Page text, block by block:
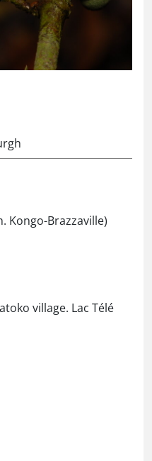
Kongo-Brazzaville)
village. Lac Télé